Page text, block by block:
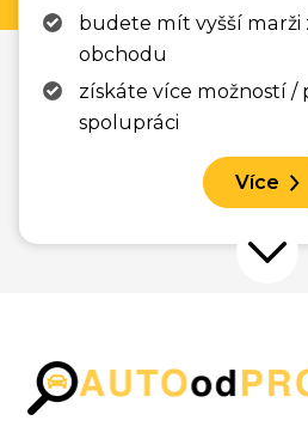
budete mít vyšší marži
obchodu
získáte více možností /
spolupráci
Více